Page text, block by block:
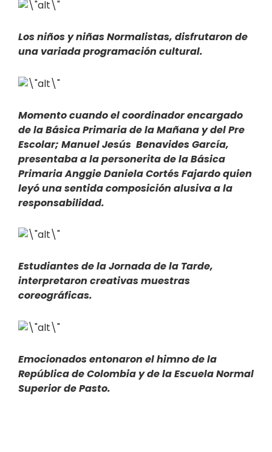
Los niños y niñas Normalistas, disfrutaron de
una variada programación cultural.
Momento cuando el coordinador encargado
de la Básica Primaria de la Mañana y del Pre
Escolar; Manuel Jesús Benavides García,
presentaba a la personerita de la Básica
Primaria Anggie Daniela Cortés Fajardo quien
leyó una sentida composición alusiva a la
responsabilidad.
Estudiantes de la Jornada de la Tarde,
interpretaron creativas muestras
coreográficas.
Emocionados entonaron el himno de la
República de Colombia y de la Escuela Normal
Superior de Pasto.